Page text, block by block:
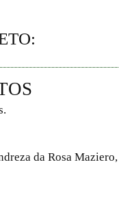
da Rosa